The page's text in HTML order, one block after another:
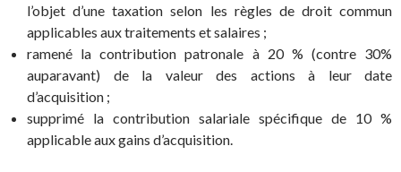
l’objet d’une taxation selon les règles de droit commun
applicables aux traitements et salaires ;
ramené la contribution patronale à 20 % (contre 30%
auparavant) de la valeur des actions à leur date
d’acquisition ;
supprimé la contribution salariale spécifique de 10 %
applicable aux gains d’acquisition.